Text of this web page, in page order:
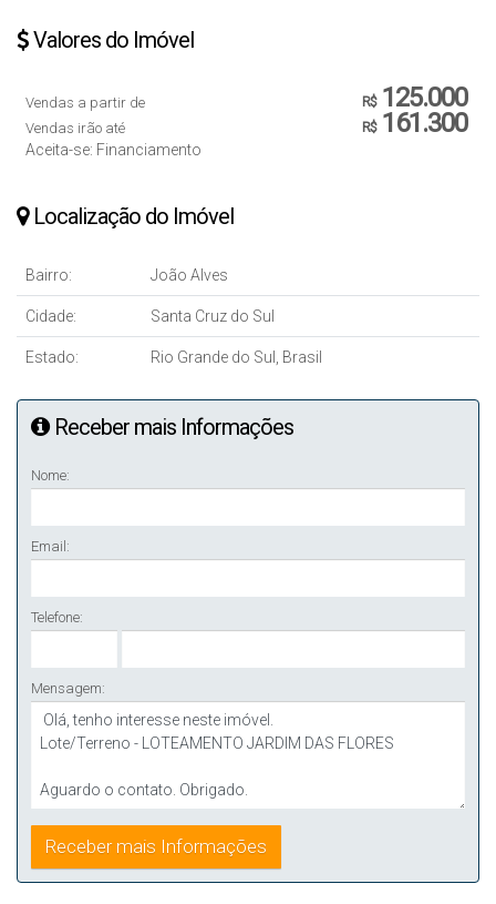
Valores do Imóvel
R$125.000
Vendas a partir de
R$161.300
Vendas irão até
Aceita-se: Financiamento
Localização do Imóvel
Bairro: João Alves
Cidade: Santa Cruz do Sul
Estado: Rio Grande do Sul, Brasil
Receber mais Informações
Nome:
Email:
Telefone:
Mensagem: